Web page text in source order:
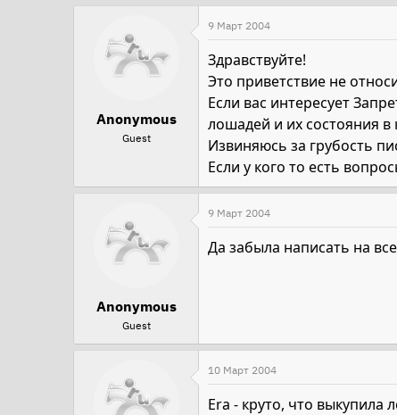
Anonymous
Guest
9 Март 2004
Здравствуйте!
Это приветствие не
Если вас интересует
лошадей и их состояния
Извиняюсь за грубость
Если у кого то есть
Anonymous
Guest
9 Март 2004
Да забыла написать на
10 Март 2004
Era - круто, что выкупила